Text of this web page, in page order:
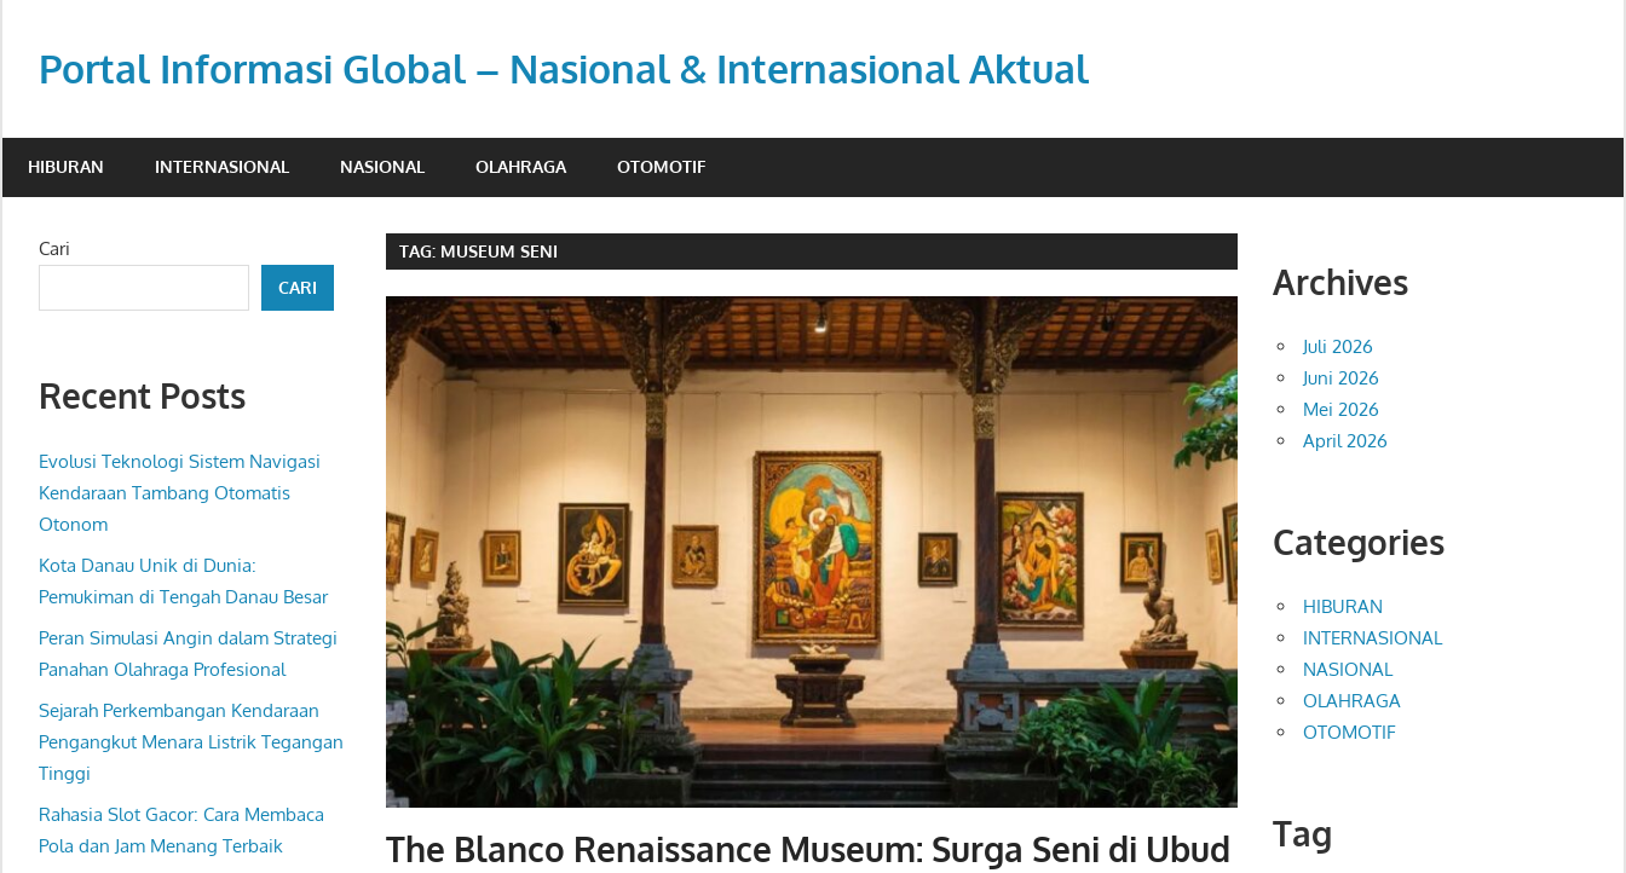
contentPortal Informasi Global – Nasional & Internasional Aktual
kredibel
pembaca
aktif.
HIBURAN INTERNASIONAL NASIONAL OLAHRAGA OTOMOTIF
TAG: MUSEUM SENI
The Blanco Renaissance Museum: Surga Seni di Ubud
Cari
CARI
Recent Posts
Evolusi Teknologi Sistem Navigasi
Kendaraan Tambang Otomatis
Otonom
Kota Danau Unik di Dunia:
Pemukiman di Tengah Danau Besar
Peran Simulasi Angin dalam Strategi
Panahan Olahraga Profesional
Sejarah Perkembangan Kendaraan
Pengangkut Menara Listrik Tegangan
Tinggi
Rahasia Slot Gacor: Cara Membaca
Pola dan Jam Menang Terbaik
Archives
Juli 2026
Juni 2026
Mei 2026
April 2026
Categories
HIBURAN
INTERNASIONAL
NASIONAL
OLAHRAGA
OTOMOTIF
Tag